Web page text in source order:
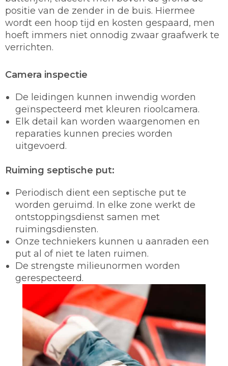
positie van de zender in de buis. Hiermee
wordt een hoop tijd en kosten gespaard, men
hoeft immers niet onnodig zwaar graafwerk te
verrichten.
Camera inspectie
De leidingen kunnen inwendig worden
geïnspecteerd met kleuren rioolcamera.
Elk detail kan worden waargenomen en
reparaties kunnen precies worden
uitgevoerd.
Ruiming septische put:
Periodisch dient een septische put te
worden geruimd. In elke zone werkt de
ontstoppingsdienst samen met
ruimingsdiensten.
Onze techniekers kunnen u aanraden een
put al of niet te laten ruimen.
De strengste milieunormen worden
gerespecteerd.